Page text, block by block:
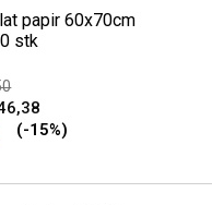
papir 60x70cm
stk
(-15%)